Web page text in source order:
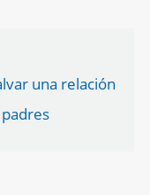
una relación